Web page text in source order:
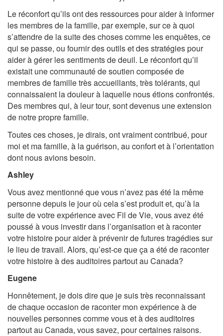
Le réconfort qu’ils ont des ressources pour aider à informer
les membres de la famille, par exemple, sur ce à quoi
s’attendre de la suite des choses comme les enquêtes, ce
qui se passe, ou fournir des outils et des stratégies pour
aider à gérer les sentiments de deuil. Le réconfort qu’il
existait une communauté de soutien composée de
membres de famille très accueillants, très tolérants, qui
connaissaient la douleur à laquelle nous étions confrontés.
Des membres qui, à leur tour, sont devenus une extension
de notre propre famille.
Toutes ces choses, je dirais, ont vraiment contribué, pour
moi et ma famille, à la guérison, au confort et à l’orientation
dont nous avions besoin.
Ashley
Vous avez mentionné que vous n’avez pas été la même
personne depuis le jour où cela s’est produit et, qu’à la
suite de votre expérience avec Fil de Vie, vous avez été
poussé à vous investir dans l’organisation et à raconter
votre histoire pour aider à prévenir de futures tragédies sur
le lieu de travail. Alors, qu’est-ce que ça a été de raconter
votre histoire à des auditoires partout au Canada?
Eugene
Honnêtement, je dois dire que je suis très reconnaissant
de chaque occasion de raconter mon expérience à de
nouvelles personnes comme vous et à des auditoires
partout au Canada, vous savez, pour certaines raisons.